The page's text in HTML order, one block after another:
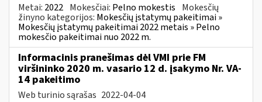
Metai: 2022 Mokesčiai: Pelno mokestis Mokesčių
žinyno kategorijos: Mokesčių įstatymų pakeitimai »
Mokesčių įstatymų pakeitimai 2022 metais » Pelno
mokesčio pakeitimai nuo 2022 m.
Informacinis pranešimas dėl VMI prie FM
viršininko 2020 m. vasario 12 d. įsakymo Nr. VA-
14 pakeitimo
Web turinio sąrašas 2022-04-04